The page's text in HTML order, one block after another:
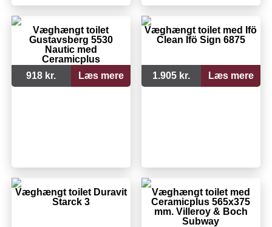
Væghængt toilet
Gustavsberg 5530
Nautic med
Ceramicplus
918 kr.
Læs mere
Væghængt toilet med Ifö
Clean Ifö Sign 6875
1.905 kr. Læs mere
Væghængt toilet Duravit
Starck 3
Væghængt toilet med
Ceramicplus 565x375
mm. Villeroy & Boch
Subway